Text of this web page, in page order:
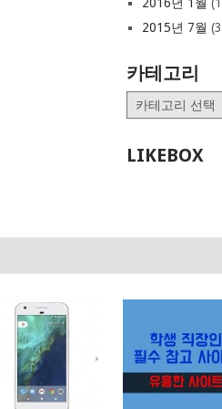
2015년 7월
카테고리
카
테
리
LIKEBOX